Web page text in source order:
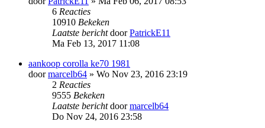
6 Reacties
10910 Bekeken
Laatste berichtdoorPatrickE11
Ma Feb 13, 2017 11:08
aankoop corolla ke70 1981
doormarcelb64 » Wo Nov 23, 2016 23:19
2 Reacties
9555 Bekeken
Laatste berichtdoormarcelb64
Do Nov 24, 2016 23:58